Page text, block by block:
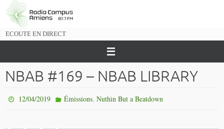
Passer
vers
ECOUTE EN DIRECT
NBAB #169 – NBAB LIBRARY
12/04/2019 Émissions, Nuthin But a Beatdown